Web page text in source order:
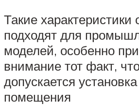
Такие характеристики
подходят для
моделей, особенно
внимание тот факт,
допускается
помещения